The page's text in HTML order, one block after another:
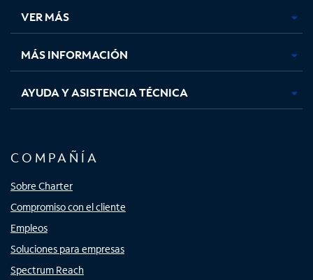
pestaña
nueva
pestaña
nueva
pestaña
nuevanueva
VER MÁS
MÁS INFORMACIÓN
AYUDA Y ASISTENCIA TÉCNICA
COMPAÑÍA
Sobre Charter
Compromiso con el cliente
Empleos
Soluciones para empresas
Spectrum Reach